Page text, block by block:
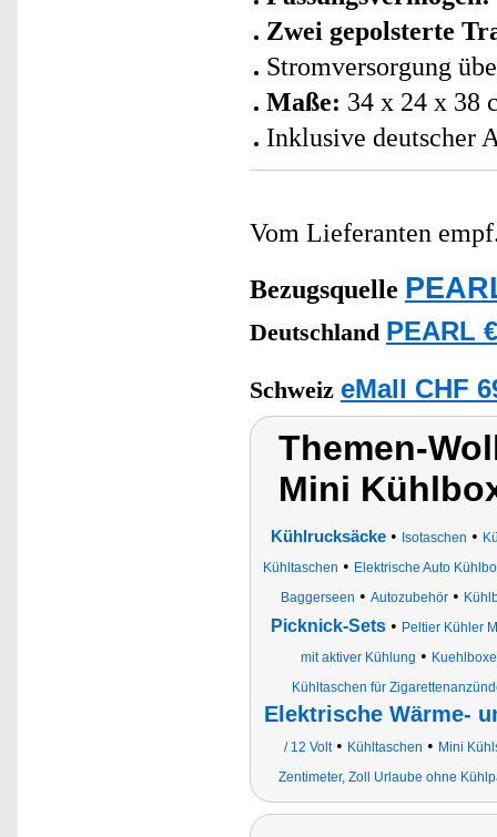
Zwei gepolsterte
Stromversorgung
Maße: 34 x 24 x 38
Inklusive deutscher
Vom Lieferanten
Bezugsquelle
Deutschland PEARL
Schweiz eMall CHF
Themen-
Mini
Kühlrucksäcke• Isotaschen •
Kühltaschen • Elektrische Auto
Baggerseen • Autozubehör•
Picknick-Sets • Peltier Kühler
mit aktiver Kühlung •
Kühltaschen für
Elektrische Wärme-
/ 12 Volt• Kühltaschen • Mini
Zentimeter, Zoll Urlaube ohne